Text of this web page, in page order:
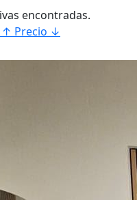
encontradas.
↑ Precio ↓